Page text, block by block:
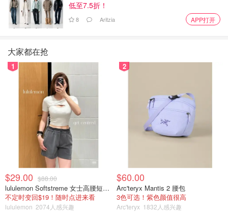
低至7.5折！
8 Aritzia APP打开
大家都在抢
1
$29.00 $88.00
lululemon Softstreme 女士高腰短裤 10cm
不定时变回$19！随时点进来看
lululemon 2074人感兴趣
2
$60.00
Arc'teryx Mantis 2 腰包
3色可选！紫色颜值很高
Arc'teryx 1832人感兴趣